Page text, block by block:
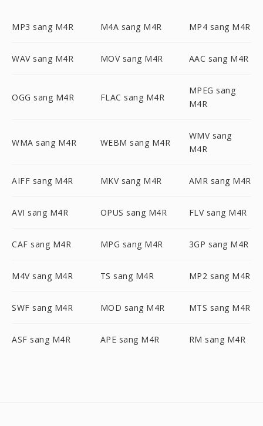
MP3 sang M4R M4A sang M4R MP4 sang M4R
WAV sang M4R MOV sang M4R AAC sang M4R
OGG sang M4R FLAC sang M4R
MPEG sang
M4R
WMA sang M4R WEBM sang M4R
WMV sang
M4R
AIFF sang M4R MKV sang M4R AMR sang M4R
AVI sang M4R OPUS sang M4R FLV sang M4R
CAF sang M4R MPG sang M4R 3GP sang M4R
M4V sang M4R TS sang M4R MP2 sang M4R
SWF sang M4R MOD sang M4R MTS sang M4R
ASF sang M4R APE sang M4R RM sang M4R